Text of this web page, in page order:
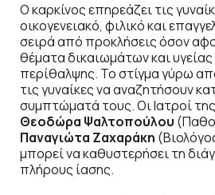
Ο καρκίνος επηρεάζει τις
οικογενειακό, φιλικό και
σειρά από προκλήσεις όσον
θέματα δικαιωμάτων και
περίθαλψης. Το στίγμα γύρω
τις γυναίκες να αναζητήσουν
συμπτώματά τους. Οι Ιατροί
Θεοδώρα Ψαλτοπούλου
Παναγιώτα Ζαχαράκη
μπορεί να καθυστερήσει τη
πλήρους ίασης.